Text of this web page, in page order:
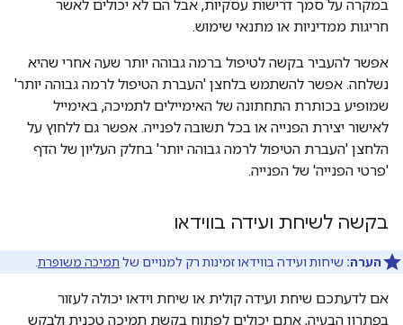
במקרה על סמך דרישות עסקיות, אבל הם לא יכולים לאשר
חריגות ממדיניות או מתנאי שימוש.
אפשר להעביר בקשה לטיפול ברמה גבוהה יותר שעה אחרי שהיא
נשלחה. אפשר להשתמש בלחצן 'העברת הטיפול לרמה גבוהה יותר'
שמופיע בכותרת התחתונה של האימיילים לתמיכה, באימייל
לאישור יצירת הפנייה או בכל תשובה לפנייה. אפשר גם ללחוץ על
הלחצן 'העברת הטיפול לרמה גבוהה יותר' בחלק העליון של הדף
'פרטי הפנייה' של הפנייה.
בקשה לשיחת ועידה בווידאו
הערה: שיחות ועידה בווידאו זמינות רק למנויים של תמיכה משופרת
אם לדעתכם שיחת ועידה קולית או שיחת וידאו יכולה לעזור
בפתרון הבעיה, אתם יכולים לפתוח בקשת תמיכה טכנית ולבקש